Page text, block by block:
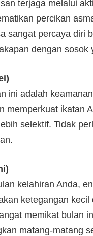
terjaga melalui
percikan
sangat percaya diri
dengan sosok
ini adalah
memperkuat ikatan
selektif. Tidak
kelahiran Anda,
ketegangan kecil
memikat bulan
matang-matang